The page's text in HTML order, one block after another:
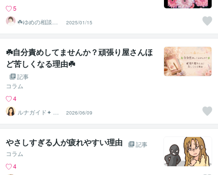
5
☘️ゆめの相談室
2025/01/15
☘️自分責めしてませんか？頑張り屋さんほ
ど苦しくなる理由☘️
記事
コラム
4
ルナガイド✦ 結
月 Yuzuki
2026/06/09
やさしすぎる人が疲れやすい理由
記事
コラム
4